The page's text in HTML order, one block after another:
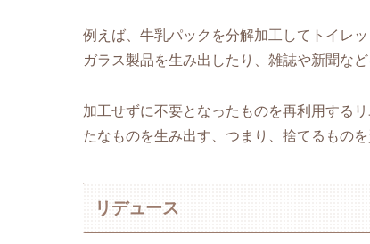
例えば、牛乳パックを分解加工してトイレ
ガラス製品を生み出したり、雑誌や新聞な
加工せずに不要となったものを再利用する
たなものを生み出す、つまり、捨てるもの
リデュース